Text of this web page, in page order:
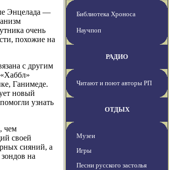
Энцелада —
очень
похожие на
с другим
Ганимеде.
новый
узнать
чем
своей
сияний, а
на
Библиотека Хроноса
Научпоп
РАДИО
Читают и поют авторы РП
ОТДЫХ
Музеи
Игры
Песни русского застолья